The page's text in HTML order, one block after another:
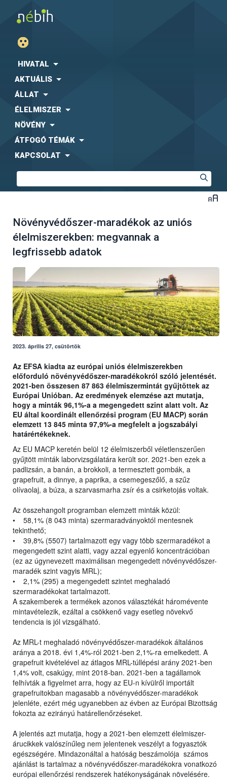
HIVATAL
AKTUÁLIS
ÁLLAT
ÉLELMISZER
NÖVÉNY
ÁTFOGÓ TÉMÁK
KAPCSOLAT
Növényvédőszer-maradékok az uniós
élelmiszerekben: megvannak a
legfrissebb adatok
2023. április 27, csütörtök
Az EFSA kiadta az európai uniós élelmiszerekben
előforduló növényvédőszer-maradékokról szóló jelentését.
2021-ben összesen 87 863 élelmiszermintát gyűjtöttek az
Európai Unióban. Az eredmények elemzése azt mutatja,
hogy a minták 96,1%-a a megengedett szint alatt volt. Az
EU által koordinált ellenőrzési program (EU MACP) során
elemzett 13 845 minta 97,9%-a megfelelt a jogszabályi
határértékeknek.
Az EU MACP keretén belül 12 élelmiszerből véletlenszerűen
gyűjtött minták laborvizsgálatára került sor. 2021-ben ezek a
padlizsán, a banán, a brokkoli, a termesztett gombák, a
grapefruit, a dinnye, a paprika, a csemegeszőlő, a szűz
olívaolaj, a búza, a szarvasmarha zsír és a csirketojás voltak.
Az összehangolt programban elemzett minták közül:
• 58,1% (8 043 minta) szermaradványoktól mentesnek
tekinthető;
• 39,8% (5507) tartalmazott egy vagy több szermaradékot a
megengedett szint alatti, vagy azzal egyenlő koncentrációban
(ez az úgynevezett maximálisan megengedett növényvédőszer-
maradék szint vagyis MRL);
• 2,1% (295) a megengedett szintet meghaladó
szermaradékokat tartalmazott.
A szakemberek a termékek azonos választékát háromévente
mintavételezik, ezáltal a csökkenő vagy esetleg növekvő
tendencia is jól vizsgálható.
Az MRL-t meghaladó növényvédőszer-maradékok általános
aránya a 2018. évi 1,4%-ról 2021-ben 2,1%-ra emelkedett. A
grapefruit kivételével az átlagos MRL-túllépési arány 2021-ben
1,4% volt, csakúgy, mint 2018-ban. 2021-ben a tagállamok
felhívták a figyelmet arra, hogy az EU-n kívülről importált
grapefruitokban magasabb a növényvédőszer-maradékok
jelenléte, ezért még ugyanebben az évben az Európai Bizottság
fokozta az ezirányú határellenőrzéseket.
A jelentés azt mutatja, hogy a 2021-ben elemzett élelmiszer-
árucikkek valószínűleg nem jelentenek veszélyt a fogyasztók
egészségére. Mindazonáltal a hatóság beszámolója számos
ajánlást is tartalmaz a növényvédőszer-maradékokra vonatkozó
európai ellenőrzési rendszerek hatékonyságának növelésére.